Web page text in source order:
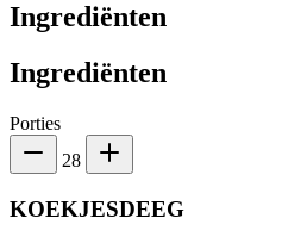
Ingrediënten
Ingrediënten
Porties
28
KOEKJESDEEG